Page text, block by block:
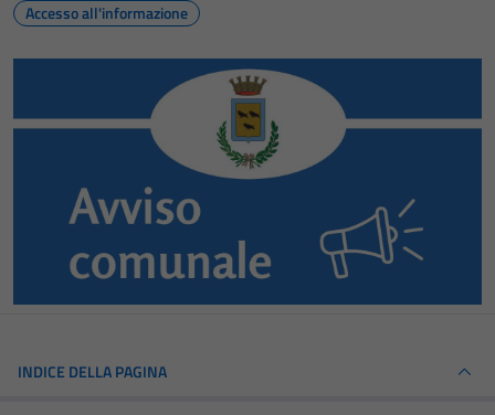
Accesso all'informazione
INDICE DELLA PAGINA